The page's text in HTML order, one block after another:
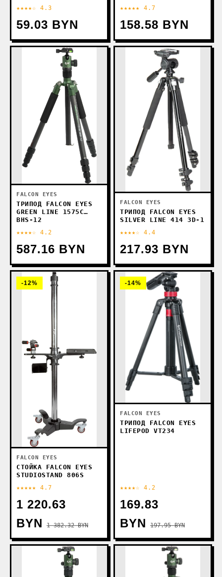
★★★★☆ 4.3
59.03 BYN
★★★★★ 4.7
158.58 BYN
FALCON EYES
ТРИПОД FALCON EYES
GREEN LINE 1575C
BHS-12
★★★★☆ 4.2
587.16 BYN
FALCON EYES
ТРИПОД FALCON EYES
SILVER LINE 414 3D-1
★★★★☆ 4.4
217.93 BYN
-12%
FALCON EYES
СТОЙКА FALCON EYES
STUDIOSTAND 806S
★★★★★ 4.7
1 220.63
BYN
1 382.32 BYN
-14%
FALCON EYES
ТРИПОД FALCON EYES
LIFEPOD VT234
★★★★☆ 4.2
169.83
BYN
197.95 BYN